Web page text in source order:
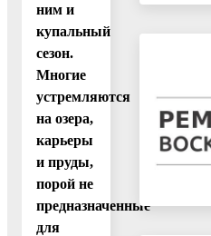
ним и
купальный
сезон.
Многие
устремляются
на озера,
карьеры
и пруды,
порой не
предназначенные
для